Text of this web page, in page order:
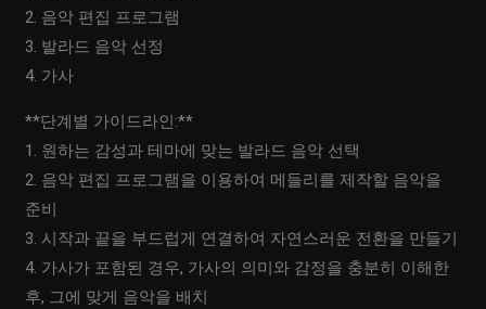
2. 음악 편집 프로그램
3. 발라드 음악 선정
4. 가사
**단계별 가이드라인:**
1. 원하는 감성과 테마에 맞는 발라드 음악 선택
2. 음악 편집 프로그램을 이용하여 메들리를 제작할 음악을
준비
3. 시작과 끝을 부드럽게 연결하여 자연스러운 전환을 만들기
4. 가사가 포함된 경우, 가사의 의미와 감정을 충분히 이해한
후, 그에 맞게 음악을 배치